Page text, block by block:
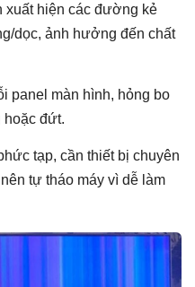
xuất hiện các đường kẻ
dọc, ảnh hưởng đến chất
panel màn hình, hỏng bo
hoặc đứt.
tạp, cần thiết bị chuyên
tự tháo máy vì dễ làm